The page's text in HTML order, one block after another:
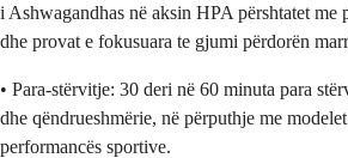
i Ashwagandhas në aksin HPA përshtatet me
dhe provat e fokusuara te gjumi përdorën
• Para-stërvitje: 30 deri në 60 minuta para
dhe qëndrueshmërie, në përputhje me
performancës sportive.